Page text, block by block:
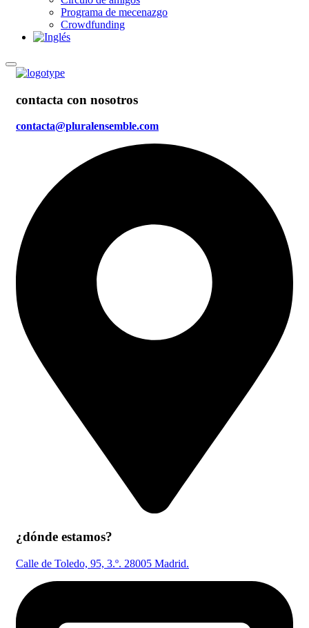
Programa de mecenazgo
Crowdfunding
contacta con nosotros
contacta@pluralensemble.com
¿dónde estamos?
Calle de Toledo, 95, 3.º. 28005 Madrid.